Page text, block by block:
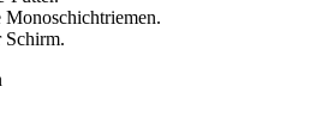
Schirm.